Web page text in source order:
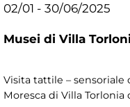
02/01 - 30/06/2025
Musei di Villa
Visita tattile – sensoriale
Moresca di Villa